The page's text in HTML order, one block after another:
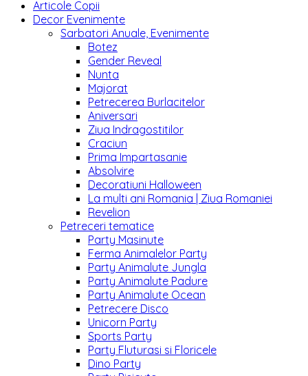
Articole Copii
Decor Evenimente
Sarbatori Anuale, Evenimente
Botez
Gender Reveal
Nunta
Majorat
Petrecerea Burlacitelor
Aniversari
Ziua Indragostitilor
Craciun
Prima Impartasanie
Absolvire
Decoratiuni Halloween
La multi ani Romania | Ziua Romaniei
Revelion
Petreceri tematice
Party Masinute
Ferma Animalelor Party
Party Animalute Jungla
Party Animalute Padure
Party Animalute Ocean
Petrecere Disco
Unicorn Party
Sports Party
Party Fluturasi si Floricele
Dino Party